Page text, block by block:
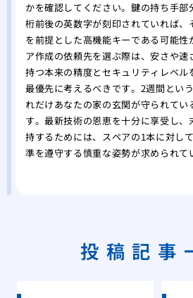
かを確認してください。鍵の持ち手
桁前後の英数字が刻印されていれば
を前提とした高機能キーである可能
ア作成の依頼先を選ぶ際は、安さや
持つ本来の精度とセキュリティレベル
最優先に考えるべきです。2週間とい
れだけあなたの家の玄関が守られてい
す。最新技術の恩恵を十分に享受し
持するためには、スペアの1本に対し
準を遵守する慎重な姿勢が求められて
投稿記事